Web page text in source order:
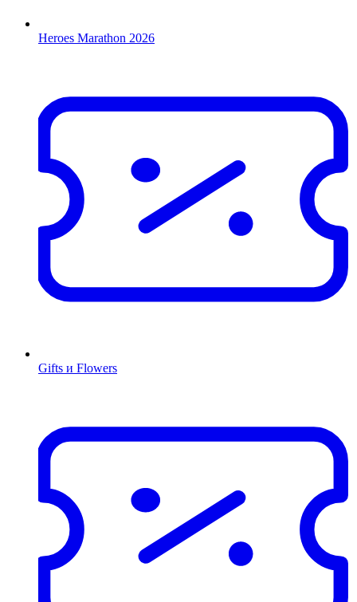
Heroes Marathon 2026
Gifts и Flowers